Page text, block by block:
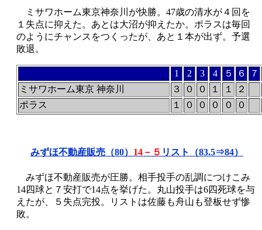
ミサワホーム東京神奈川が快勝。47歳の清水が４回を
１失点に抑えた。あとは大沼が抑えたか。ポラスは毎回
のようにチャンスをつくったが、あと１本が出ず。予選
敗退。
1 2 3 4 ５ ６
７
ミサワホーム東京 神奈川
３ ０ ０ １ １
２
ポラス
１ ０ ０ ０ ０ ０
みずほ不動産販売（80） 14－５ リスト（83.5⇒84）
みずほ不動産販売が圧勝。相手投手の乱調につけこみ
14四球と７安打で14点を挙げた。丸山投手は6四死球を与
えたが、５失点完投。リストは佐藤も舟山も登板せず惨
敗。